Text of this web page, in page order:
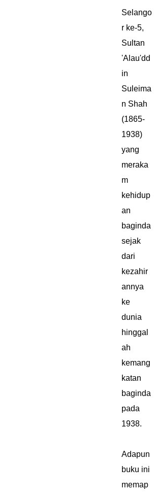
Selango
r ke-5,
Sultan
'Alau'dd
in
Suleima
n Shah
(1865-
1938)
yang
meraka
m
kehidup
an
baginda
sejak
dari
kezahir
annya
ke
dunia
hinggal
ah
kemang
katan
baginda
pada
1938.
Adapun
buku ini
memap